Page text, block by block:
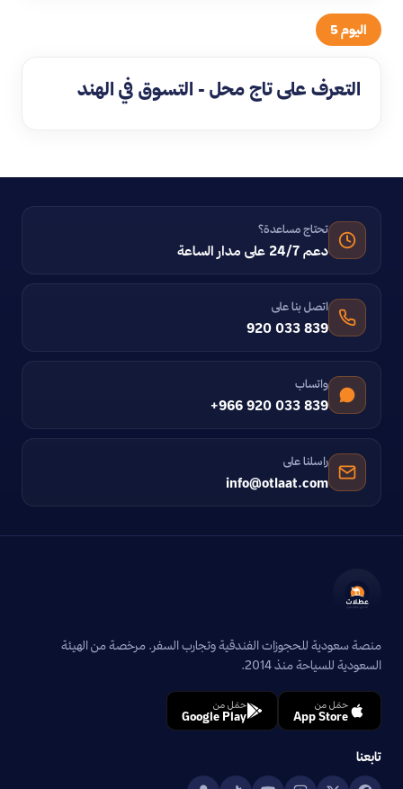
اليوم 5
التعرف على تاج محل - التسوق في الهند
تحتاج مساعدة؟
دعم 24/7 على مدار الساعة
اتصل بنا على
920 033 839
واتساب
+966 920 033 839
راسلنا على
info@otlaat.com
منصة سعودية للحجوزات الفندقية وتجارب السفر. مرخصة من الهيئة
السعودية للسياحة منذ 2014.
حمّل من
App Store
حمّل من
Google Play
تابعنا